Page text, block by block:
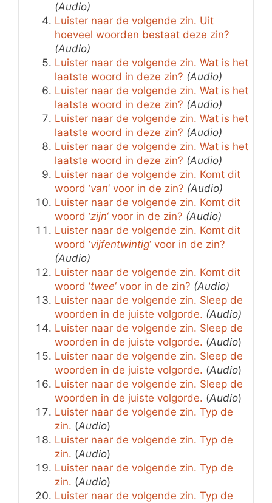
(Audio)
Luister naar de volgende zin. Uit
hoeveel woorden bestaat deze zin?
(Audio)
Luister naar de volgende zin. Wat is het
laatste woord in deze zin? (Audio)
Luister naar de volgende zin. Wat is het
laatste woord in deze zin? (Audio)
Luister naar de volgende zin. Wat is het
laatste woord in deze zin? (Audio)
Luister naar de volgende zin. Wat is het
laatste woord in deze zin? (Audio)
Luister naar de volgende zin. Komt dit
woord ‘van‘ voor in de zin? (Audio)
Luister naar de volgende zin. Komt dit
woord ‘zijn‘ voor in de zin? (Audio)
Luister naar de volgende zin. Komt dit
woord ‘vijfentwintig‘ voor in de zin?
(Audio)
Luister naar de volgende zin. Komt dit
woord ‘twee‘ voor in de zin? (Audio)
Luister naar de volgende zin. Sleep de
woorden in de juiste volgorde. (Audio)
Luister naar de volgende zin. Sleep de
woorden in de juiste volgorde. (Audio)
Luister naar de volgende zin. Sleep de
woorden in de juiste volgorde. (Audio)
Luister naar de volgende zin. Sleep de
woorden in de juiste volgorde. (Audio)
Luister naar de volgende zin. Typ de
zin. (Audio)
Luister naar de volgende zin. Typ de
zin. (Audio)
Luister naar de volgende zin. Typ de
zin. (Audio)
Luister naar de volgende zin. Typ de